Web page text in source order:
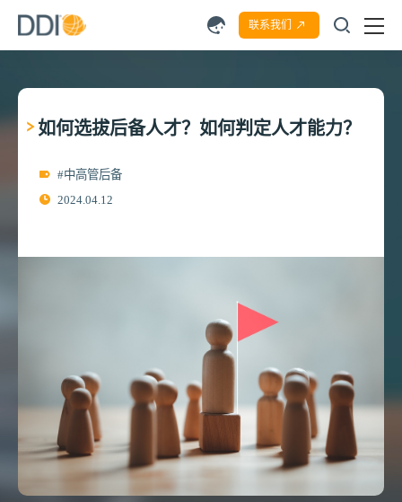
联系我们
如何选拔后备人才？如何判定人才能力？
#中高管后备
2024.04.12